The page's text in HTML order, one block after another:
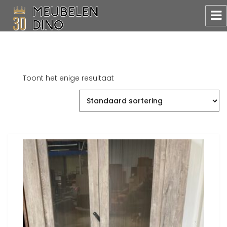
Toont het enige resultaat